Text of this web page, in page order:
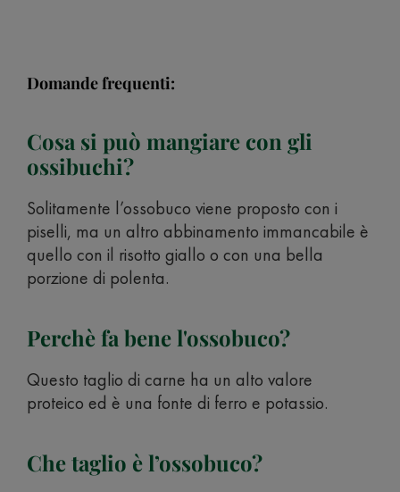
Domande frequenti:
Cosa si può mangiare con gli
ossibuchi?
Solitamente l’ossobuco viene proposto con i
piselli, ma un altro abbinamento immancabile è
quello con il risotto giallo o con una bella
porzione di polenta.
Perchè fa bene l'ossobuco?
Questo taglio di carne ha un alto valore
proteico ed è una fonte di ferro e potassio.
Che taglio è l’ossobuco?